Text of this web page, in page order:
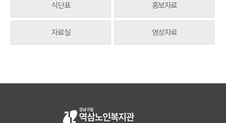
식단표 홍보자료
자료실 영상자료